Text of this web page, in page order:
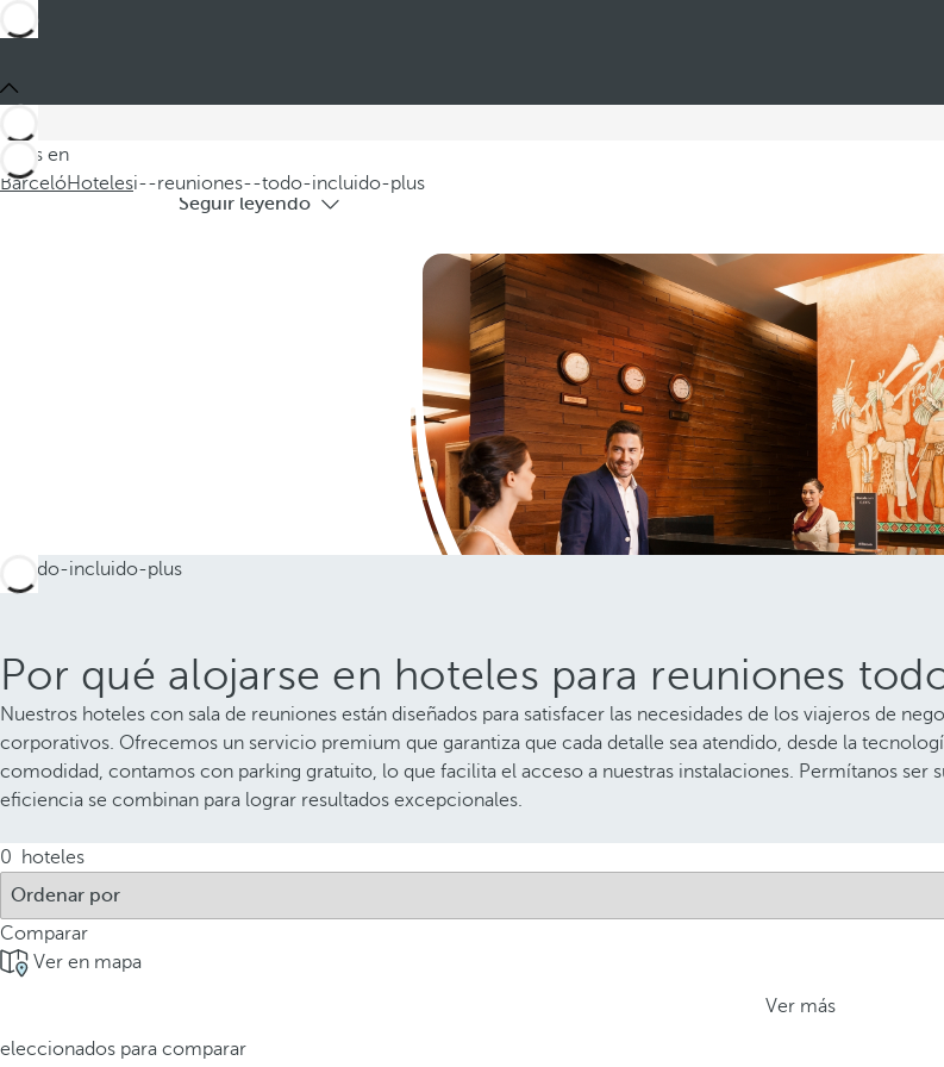
Estás en
BarcelóHotelesi--reuniones--todo-incluido-plus
Hoteles para reuniones
Seguir leyendo
Por qué alojarse en hoteles para reuniones
Nuestros hoteles con sala de reuniones están diseñados para satisfacer las necesidades de los viajeros de
corporativos. Ofrecemos un servicio premium que garantiza que cada detalle sea atendido, desde la
comodidad, contamos con parking gratuito, lo que facilita el acceso a nuestras instalaciones. Permítanos
eficiencia se combinan para lograr resultados excepcionales.
0 hoteles
Comparar
Ver en mapa
Ver más
para comparar